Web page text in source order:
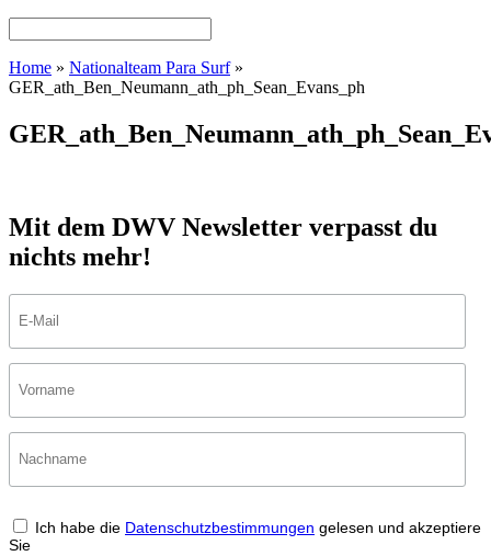
Home » Nationalteam Para Surf»
GER_ath_Ben_Neumann_ath_ph_Sean_Evans_ph
Mit dem DWV Newsletter verpasst du
nichts mehr!
Ich habe die Datenschutzbestimmungen gelesen und akzeptiere
Sie